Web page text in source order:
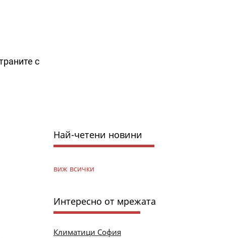
с
Най-четени новини
виж всички
Интересно от мрежата
Климатици София